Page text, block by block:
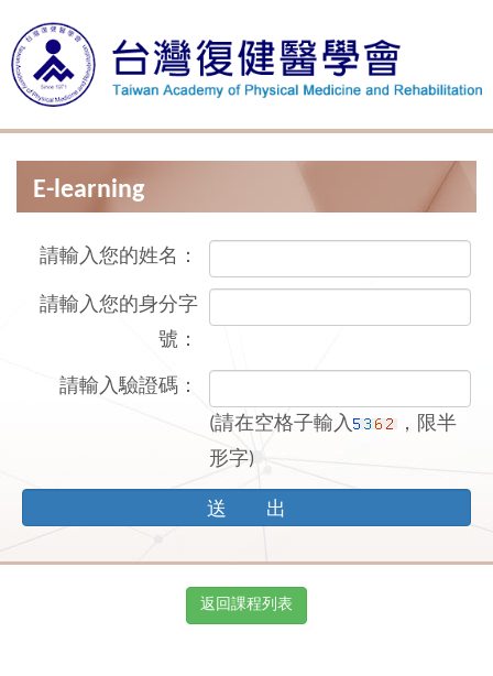
E-learning
請輸入您的姓名：
請輸入您的身分字
號：
請輸入驗證碼：
(請在空格子輸入
，限半
形字)
返回課程列表